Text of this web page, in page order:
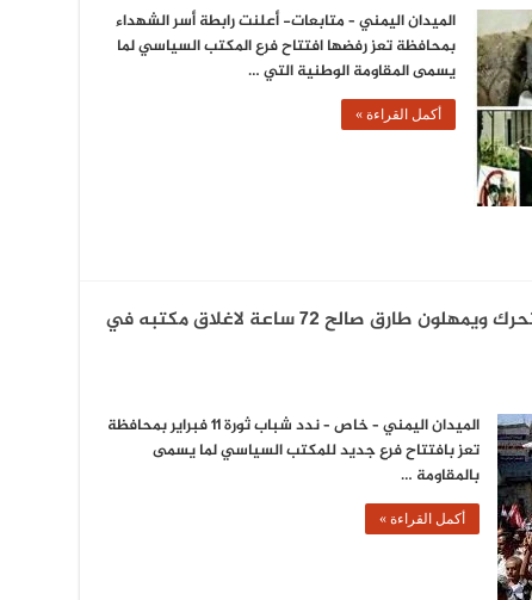
الميدان اليمني – متابعات- أعلنت رابطة أسر الشهداء
بمحافظة تعز رفضها افتتاح فرع المكتب السياسي لما
يسمى المقاومة الوطنية التي …
أكمل القراءة »
وردنا الان: شباب ثورة 11 فبراير يبدأون التحرك ويمهلون طارق صالح 72 ساعة لاغلاق مكتبه في
الميدان اليمني – خاص – ندد شباب ثورة 11 فبراير بمحافظة
تعز بافتتاح فرع جديد للمكتب السياسي لما يسمى
بالمقاومة …
أكمل القراءة »